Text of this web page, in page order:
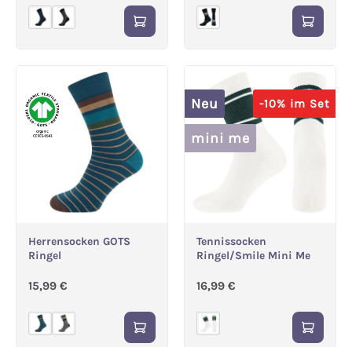
Herrensocken GOTS
Ringel
Regulärer Preis:
15,99 €
-10% im Set
Neu
mini me
Tennissocken
Ringel/Smile Mini Me
Regulärer Preis:
16,99 €